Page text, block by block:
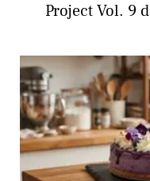
Project Vol. 9